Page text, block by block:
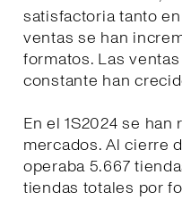
satisfactoria tanto
ventas se han
formatos. Las
constante han
En el 1S2024 se
mercados. Al cierre
operaba 5.667
tiendas totales por